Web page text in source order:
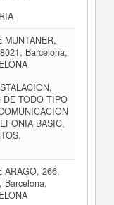
MUNTANER,
Barcelona,
DE TODO TIPO
BASIC,
ARAGO, 266,
Barcelona,